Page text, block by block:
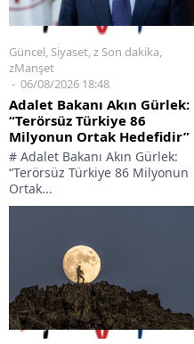
Güncel, Siyaset,z Son dakika,
zManşet
06/08/2026 18:48
Adalet Bakanı Akın Gürlek:
“Terörsüz Türkiye 86
Milyonun Ortak Hedefidir”
# Adalet Bakanı Akın Gürlek:
“Terörsüz Türkiye 86 Milyonun
Ortak...